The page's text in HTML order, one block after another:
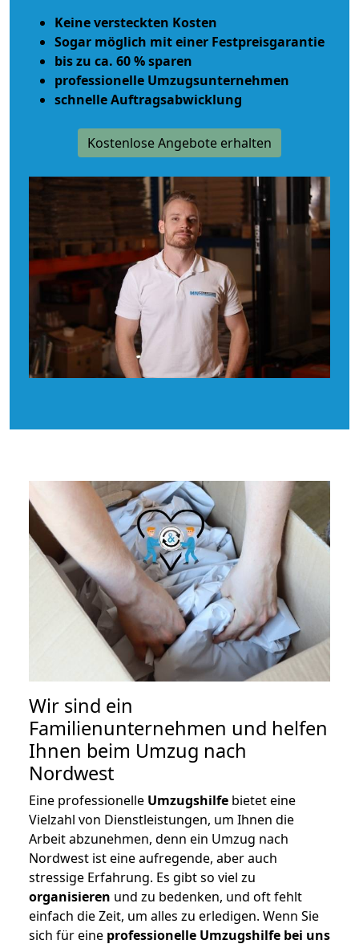
Keine versteckten Kosten
Sogar möglich mit einer Festpreisgarantie
bis zu ca. 60 % sparen
professionelle Umzugsunternehmen
schnelle Auftragsabwicklung
Kostenlose Angebote erhalten
Wir sind ein
Familienunternehmen und helfen
Ihnen beim Umzug nach
Nordwest
Eine professionelle Umzugshilfe bietet eine
Vielzahl von Dienstleistungen, um Ihnen die
Arbeit abzunehmen, denn ein Umzug nach
Nordwest ist eine aufregende, aber auch
stressige Erfahrung. Es gibt so viel zu
organisieren und zu bedenken, und oft fehlt
einfach die Zeit, um alles zu erledigen. Wenn Sie
sich für eine professionelle Umzugshilfe bei uns